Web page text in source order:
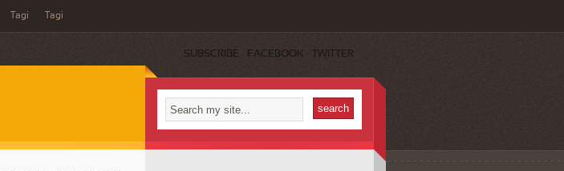
Tagi Tagi
SUBSCRIBE FACEBOOK TWITTER